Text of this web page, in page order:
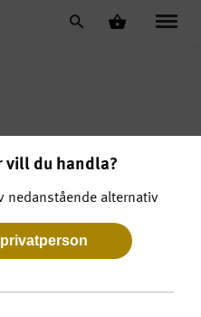
vill du handla?
nedanstående alternativ